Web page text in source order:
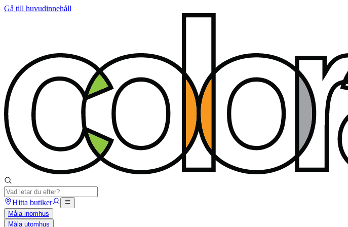
Gå till huvudinnehåll
Hitta butiker
Måla inomhus
Måla utomhus